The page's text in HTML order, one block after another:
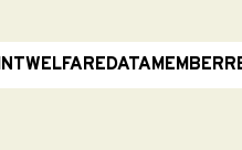
WELFARE
WELFARE
DATA
DATA
MEMBER
MEMBER